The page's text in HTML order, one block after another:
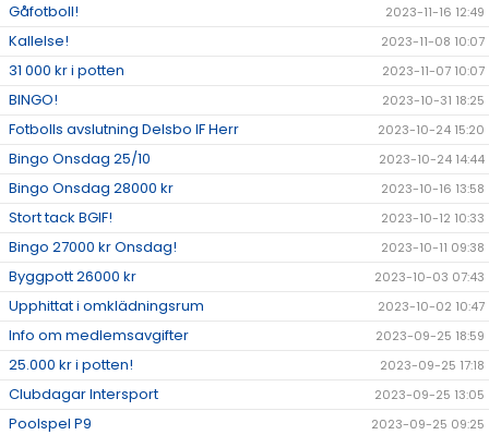
Gåfotboll! 2023-11-16 12:49
Kallelse! 2023-11-08 10:07
31 000 kr i potten 2023-11-07 10:07
BINGO! 2023-10-31 18:25
Fotbolls avslutning Delsbo IF Herr 2023-10-24 15:20
Bingo Onsdag 25/10 2023-10-24 14:44
Bingo Onsdag 28000 kr 2023-10-16 13:58
Stort tack BGIF! 2023-10-12 10:33
Bingo 27000 kr Onsdag! 2023-10-11 09:38
Byggpott 26000 kr 2023-10-03 07:43
Upphittat i omklädningsrum 2023-10-02 10:47
Info om medlemsavgifter 2023-09-25 18:59
25.000 kr i potten! 2023-09-25 17:18
Clubdagar Intersport 2023-09-25 13:05
Poolspel P9 2023-09-25 09:25